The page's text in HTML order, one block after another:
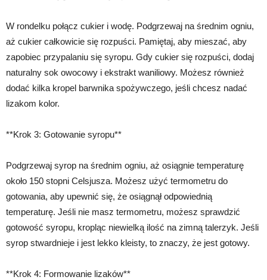
W rondelku połącz cukier i wodę. Podgrzewaj na średnim ogniu,
aż cukier całkowicie się rozpuści. Pamiętaj, aby mieszać, aby
zapobiec przypalaniu się syropu. Gdy cukier się rozpuści, dodaj
naturalny sok owocowy i ekstrakt waniliowy. Możesz również
dodać kilka kropel barwnika spożywczego, jeśli chcesz nadać
lizakom kolor.
**Krok 3: Gotowanie syropu**
Podgrzewaj syrop na średnim ogniu, aż osiągnie temperaturę
około 150 stopni Celsjusza. Możesz użyć termometru do
gotowania, aby upewnić się, że osiągnął odpowiednią
temperaturę. Jeśli nie masz termometru, możesz sprawdzić
gotowość syropu, kropląc niewielką ilość na zimną talerzyk. Jeśli
syrop stwardnieje i jest lekko kleisty, to znaczy, że jest gotowy.
**Krok 4: Formowanie lizaków**